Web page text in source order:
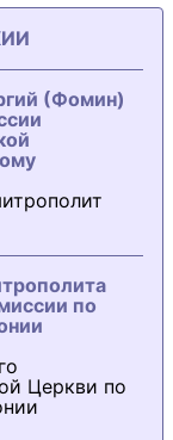
(Фомин)
по
Церкви по